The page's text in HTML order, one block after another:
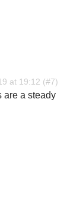
at 19:12
are a steady